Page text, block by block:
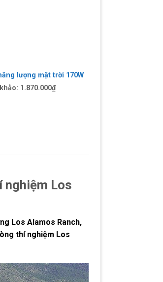
lượng mặt trời 170W
1.870.000₫
nghiệm Los
Los Alamos Ranch,
thí nghiệm Los